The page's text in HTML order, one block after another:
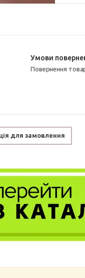
повернення
для замовлення